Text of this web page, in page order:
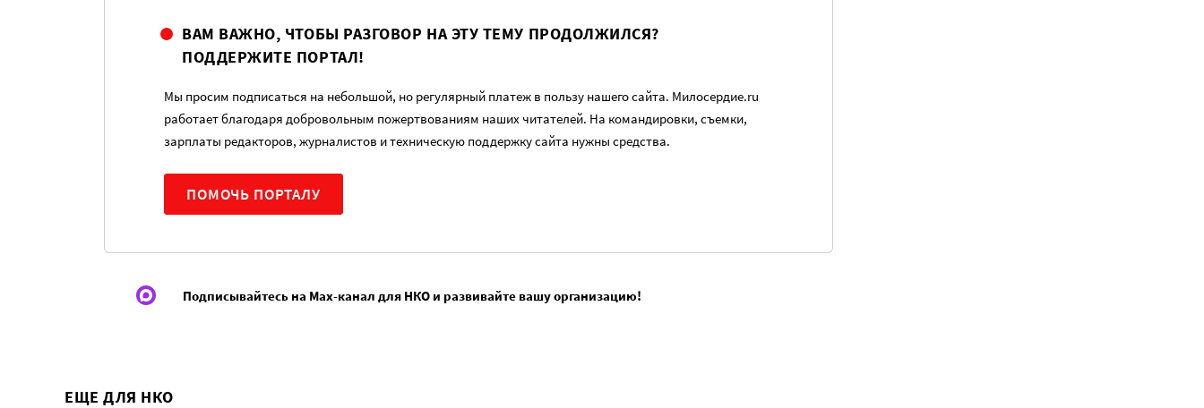
ВАМ ВАЖНО, ЧТОБЫ РАЗГОВОР НА ЭТУ ТЕМУ ПРОДОЛЖИЛСЯ?
ПОДДЕРЖИТЕ ПОРТАЛ!
Мы просим подписаться на небольшой, но регулярный платеж в пользу нашего сайта. Милосердие.ru
работает благодаря добровольным пожертвованиям наших читателей. На командировки, съемки,
зарплаты редакторов, журналистов и техническую поддержку сайта нужны средства.
ПОМОЧЬ ПОРТАЛУ
Подписывайтесь на Max-канал для НКО и развивайте вашу организацию!
ЕЩЕ ДЛЯ НКО